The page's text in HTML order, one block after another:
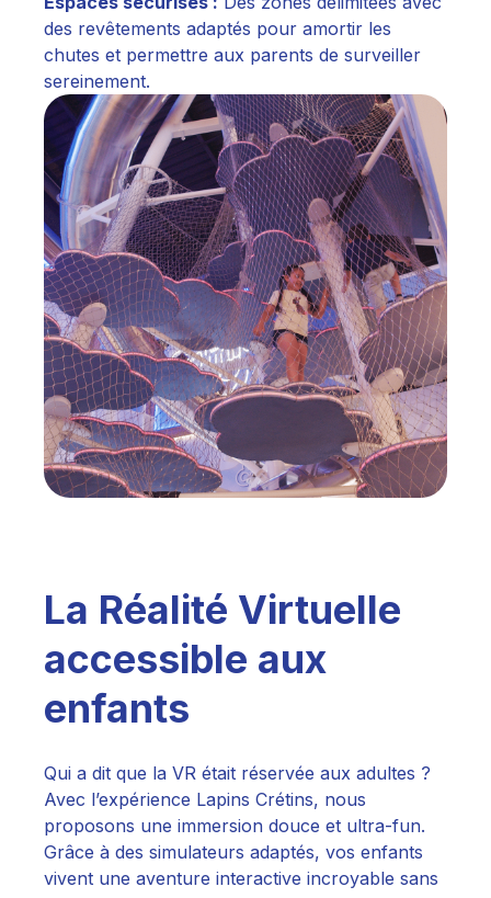
des revêtements adaptés pour amortir les
chutes et permettre aux parents de surveiller
sereinement.
La Réalité Virtuelle
accessible aux
enfants
Qui a dit que la VR était réservée aux adultes ?
Avec l’expérience Lapins Crétins, nous
proposons une immersion douce et ultra-fun.
Grâce à des simulateurs adaptés, vos enfants
vivent une aventure interactive incroyable sans